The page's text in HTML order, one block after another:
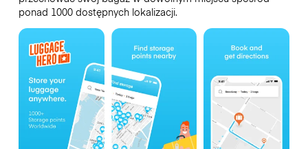
ponad 1000 dostępnych lokalizacji.